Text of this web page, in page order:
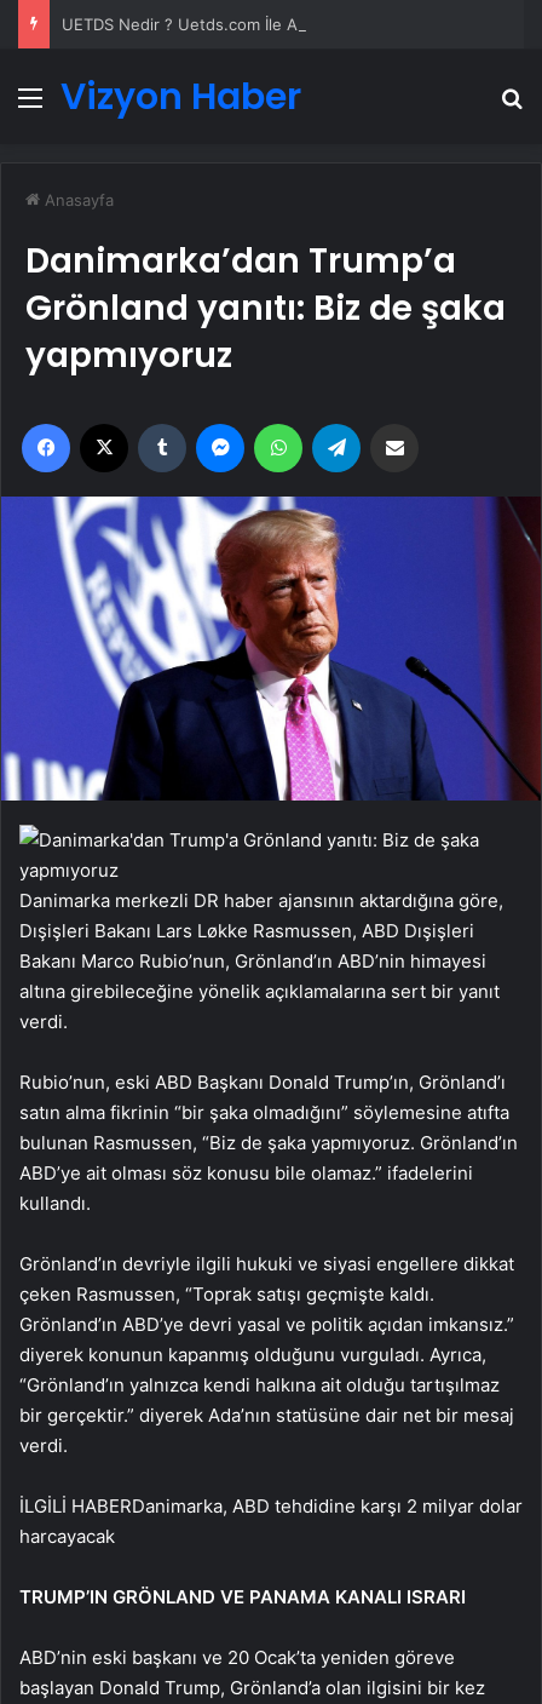
Menü
Vizyon Haber
Anasayfa
Danimarka’dan Trump’a
Grönland yanıtı: Biz de şaka
yapmıyoruz
Facebook Tumblr MessengerWhatsApp
Danimarka merkezli DR haber ajansının aktardığına göre,
Dışişleri Bakanı Lars Løkke Rasmussen, ABD Dışişleri
Bakanı Marco Rubio’nun, Grönland’ın ABD’nin himayesi
altına girebileceğine yönelik açıklamalarına sert bir yanıt
verdi.
Rubio’nun, eski ABD Başkanı Donald Trump’ın, Grönland’ı
satın alma fikrinin “bir şaka olmadığını” söylemesine atıfta
bulunan Rasmussen, “Biz de şaka yapmıyoruz. Grönland’ın
ABD’ye ait olması söz konusu bile olamaz.” ifadelerini
kullandı.
Grönland’ın devriyle ilgili hukuki ve siyasi engellere dikkat
çeken Rasmussen, “Toprak satışı geçmişte kaldı.
Grönland’ın ABD’ye devri yasal ve politik açıdan imkansız.”
diyerek konunun kapanmış olduğunu vurguladı. Ayrıca,
“Grönland’ın yalnızca kendi halkına ait olduğu tartışılmaz
bir gerçektir.” diyerek Ada’nın statüsüne dair net bir mesaj
verdi.
İLGİLİ HABERDanimarka, ABD tehdidine karşı 2 milyar dolar
harcayacak
TRUMP’IN GRÖNLAND VE PANAMA KANALI ISRARI
ABD’nin eski başkanı ve 20 Ocak’ta yeniden göreve
başlayan Donald Trump, Grönland’a olan ilgisini bir kez